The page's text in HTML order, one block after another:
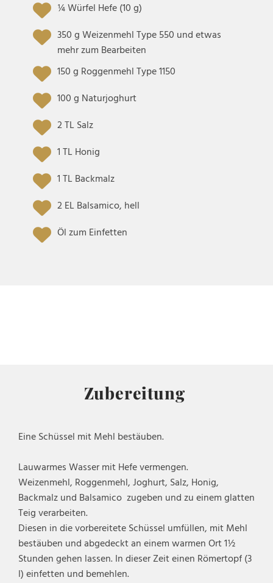
¼ Würfel Hefe (10 g)
350 g Weizenmehl Type 550 und etwas
mehr zum Bearbeiten
150 g Roggenmehl Type 1150
100 g Naturjoghurt
2 TL Salz
1 TL Honig
1 TL Backmalz
2 EL Balsamico, hell
Öl zum Einfetten
Zubereitung
Eine Schüssel mit Mehl bestäuben.
Lauwarmes Wasser mit Hefe vermengen.
Weizenmehl, Roggenmehl, Joghurt, Salz, Honig,
Backmalz und Balsamico zugeben und zu einem glatten
Teig verarbeiten.
Diesen in die vorbereitete Schüssel umfüllen, mit Mehl
bestäuben und abgedeckt an einem warmen Ort 1½
Stunden gehen lassen. In dieser Zeit einen Römertopf (3
l) einfetten und bemehlen.